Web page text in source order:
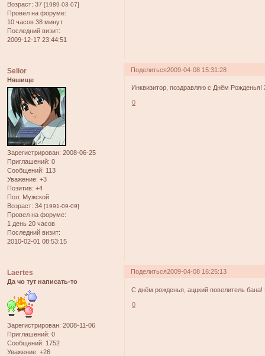
Возраст: 37 [1989-03-07]
Провел на форуме:
10 часов 38 минут
Последний визит:
2009-12-17 23:44:51
Поделиться2009-04-08 15:31:28
Selior
Няшище
Зарегистрирован: 2008-06-25
Приглашений: 0
Сообщений: 113
Уважение: +3
Позитив: +4
Пол: Мужской
Возраст: 34 [1991-09-09]
Провел на форуме:
1 день 20 часов
Последний визит:
2010-02-01 08:53:15
Инквизитор, поздравляю с Днём
0
Поделиться2009-04-08 16:25:13
Laertes
Да чо тут написать-то
Зарегистрирован: 2008-11-06
Приглашений: 0
Сообщений: 1752
Уважение: +26
С днём рожденья, аццкий повелитель бана!
0